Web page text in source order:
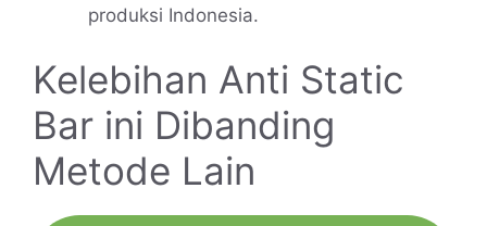
produksi Indonesia.
Kelebihan Anti Static
Bar ini Dibanding
Metode Lain